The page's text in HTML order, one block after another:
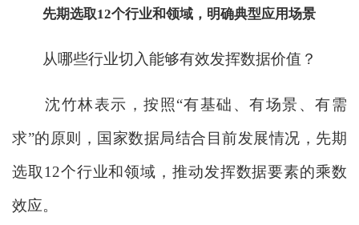
先期选取12个行业和领域，明确典型应用场景
从哪些行业切入能够有效发挥数据价值？
沈竹林表示，按照“有基础、有场景、有需
求”的原则，国家数据局结合目前发展情况，先期
选取12个行业和领域，推动发挥数据要素的乘数
效应。